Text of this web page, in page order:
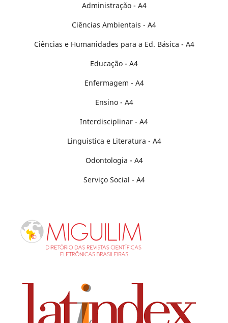
Administração - A4
Ciências Ambientais - A4
Ciências e Humanidades para a Ed. Básica - A4
Educação - A4
Enfermagem - A4
Ensino - A4
Interdisciplinar - A4
Linguistica e Literatura - A4
Odontologia - A4
Serviço Social - A4